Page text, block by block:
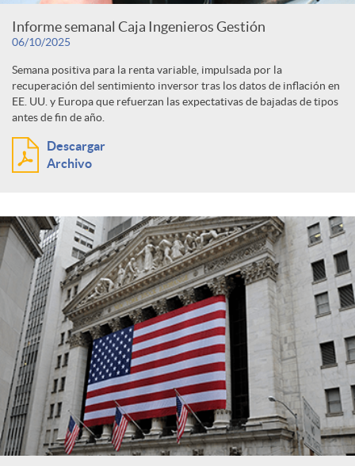
Informe semanal Caja Ingenieros Gestión
06/10/2025
Semana positiva para la renta variable, impulsada por la
recuperación del sentimiento inversor tras los datos de inflación en
EE. UU. y Europa que refuerzan las expectativas de bajadas de tipos
antes de fin de año.
Descargar
Archivo